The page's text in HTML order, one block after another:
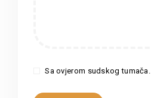
Sa ovjerom sudskog tumača.